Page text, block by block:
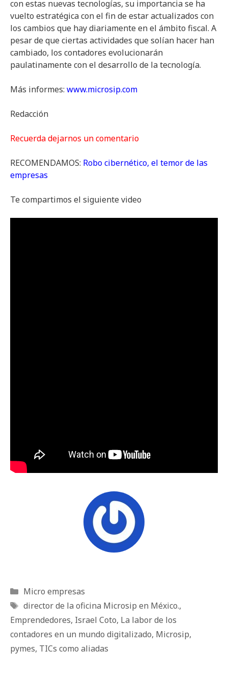
con estas nuevas tecnologías, su importancia se ha
vuelto estratégica con el fin de estar actualizados con
los cambios que hay diariamente en el ámbito fiscal. A
pesar de que ciertas actividades que solían hacer han
cambiado, los contadores evolucionarán
paulatinamente con el desarrollo de la tecnología.
Más informes: www.microsip.com
Redacción
Recuerda dejarnos un comentario
RECOMENDAMOS: Robo cibernético, el temor de las
empresas
Te compartimos el siguiente video
Categorías
Micro empresas
Etiquetas
director de la oficina Microsip en México.,
Emprendedores, Israel Coto, La labor de los
contadores en un mundo digitalizado, Microsip,
pymes, TICs como aliadas